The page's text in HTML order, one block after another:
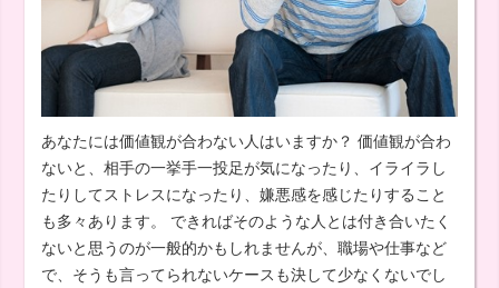
あなたには価値観が合わない人はいますか？ 価値観が合わ
ないと、相手の一挙手一投足が気になったり、イライラし
たりしてストレスになったり、嫌悪感を感じたりすること
も多々あります。 できればそのような人とは付き合いたく
ないと思うのが一般的かもしれませんが、職場や仕事など
で、そうも言ってられないケースも決して少なくないでし